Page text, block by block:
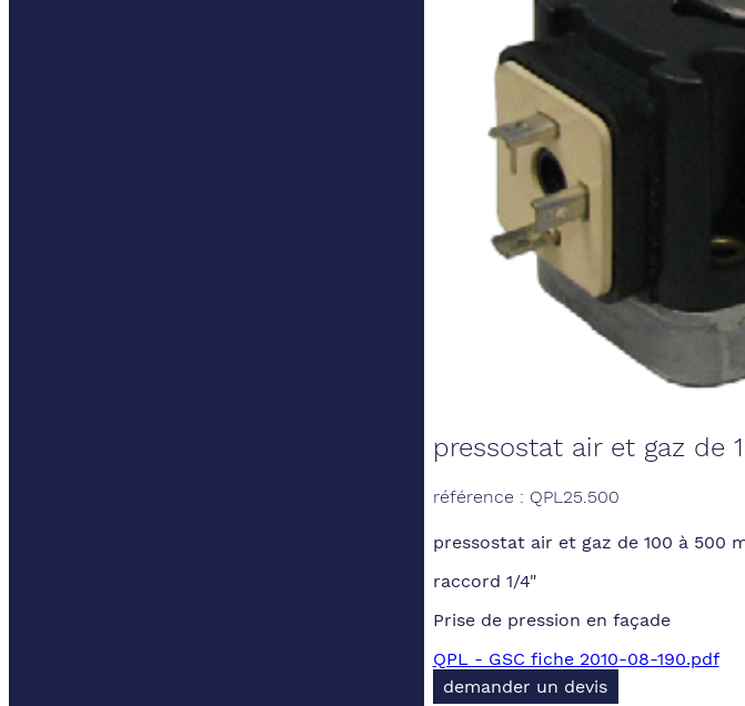
pressostat air et gaz de
référence : QPL25.500
pressostat air et gaz de 100 à 500
raccord 1/4"
Prise de pression en façade
QPL - GSC fiche 2010-08-190.pdf
demander un devis